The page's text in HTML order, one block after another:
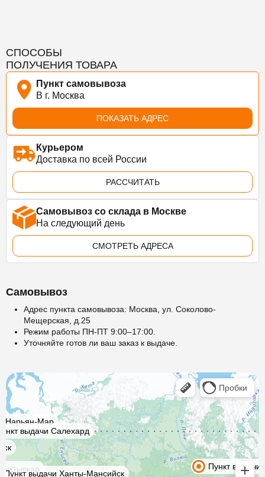
СПОСОБЫ
ПОЛУЧЕНИЯ ТОВАРА
Пункт самовывоза
В г. Москва
ПОКАЗАТЬ АДРЕС
Курьером
Доставка по всей России
РАССЧИТАТЬ
Самовывоз со склада в Москве
На следующий день
СМОТРЕТЬ АДРЕСА
Самовывоз
Адрес пункта самовывоза: Москва, ул. Соколово-
Мещерская, д.25
Режим работы ПН-ПТ 9:00–17:00.
Уточняйте готов ли ваш заказ к выдаче.